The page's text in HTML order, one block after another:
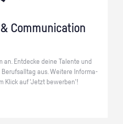
Com­mu­ni­ca­ti­on
an. Ent­de­cke deine Ta­len­te und
aus. Wei­te­re In­for­ma­
Klick auf 'Jetzt be­wer­ben'!